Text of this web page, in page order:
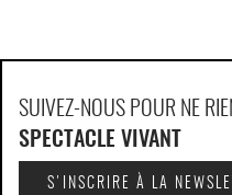
SUIVEZ-NOUS POUR NE
SPECTACLE VIVANT
S'INSCRIRE À LA